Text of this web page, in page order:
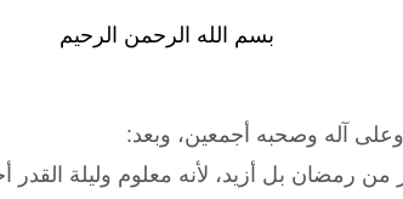
بسم الله الرحمن الرحيم
آله وصحبه أجمعين، وبعد:
رمضان بل أزيد، لأنه معلوم وليلة القدر